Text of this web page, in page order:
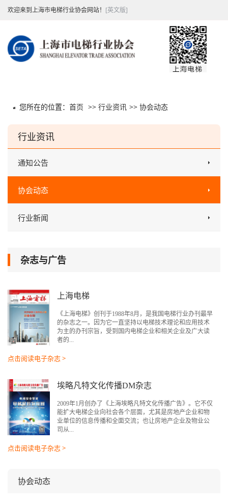
欢迎来到上海市电梯行业协会网站！ [英文版]
您所在的位置： 首页 >> 行业资讯 >> 协会动态
行业资讯
通知公告
协会动态
行业新闻
杂志与广告
上海电梯
《上海电梯》创刊于1988年8月，是我国电梯行业办刊最早
的杂志之一。因为它一直坚持以电梯技术理论和应用技术
为主的办刊宗旨，受到国内电梯企业和相关企业及广大读
者的...
点击阅读电子杂志 >
埃略凡特文化传播DM杂志
2009年1月创办了《上海埃略凡特文化传播广告》。它不仅
能扩大电梯企业向社会各个层面，尤其是房地产企业和物
业单位的信息传播和全面交流；也让房地产企业及物业公
司从...
点击阅读电子杂志 >
协会动态